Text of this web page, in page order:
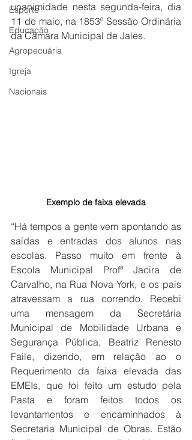
Esporte
Educação
Agropecuária
Igreja
Nacionais
unanimidade nesta segunda-feira, dia
11 de maio, na 1853ª Sessão Ordinária
da Câmara Municipal de Jales.
Exemplo de faixa elevada
“Há tempos a gente vem apontando as
saídas e entradas dos alunos nas
escolas. Passo muito em frente à
Escola Municipal Profª Jacira de
Carvalho, na Rua Nova York, e os pais
atravessam a rua correndo. Recebi
uma mensagem da Secretária
Municipal de Mobilidade Urbana e
Segurança Pública, Beatriz Renesto
Faile, dizendo, em relação ao o
Requerimento da faixa elevada das
EMEIs, que foi feito um estudo pela
Pasta e foram feitos todos os
levantamentos e encaminhados à
Secretaria Municipal de Obras. Estão